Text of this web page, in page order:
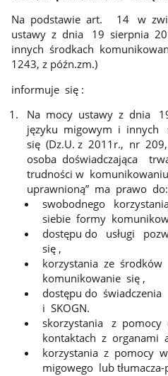
Na podstawie art. 14 w
ustawy z dnia 19 sierpnia
innych środkach
1243, z późn.zm.)
informuje się :
Na mocy ustawy z dnia
języku migowym i innych
się (Dz.U. z 2011r., nr
osoba doświadczająca
trudności w
uprawnioną” ma prawo do:
swobodnego
siebie formy
dostępu do usługi
się ,
korzystania ze środków
komunikowanie się ,
dostępu do świadczenia
i SKOGN.
skorzystania z
kontaktach z organami
korzystania z pomocy
migowego lub